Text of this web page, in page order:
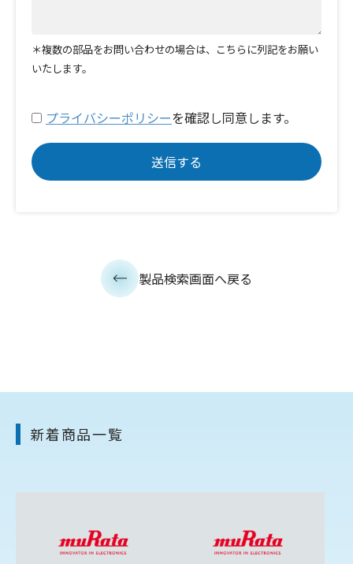
＊複数の部品をお問い合わせの場合は、こちらに列記をお願い
いたします。
プライバシーポリシーを確認し同意します。
製品検索画面へ戻る
新着商品一覧